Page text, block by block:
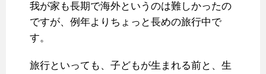
我が家も長期で海外というのは難しかったの
ですが、例年よりちょっと長めの旅行中で
す。
旅行といっても、子どもが生まれる前と、生